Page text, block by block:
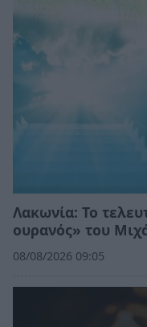
Λακωνία: Το
ουρανός» του
08/08/2026 09:05